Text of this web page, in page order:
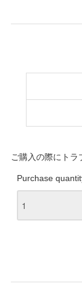
ご購入の際にト
Purchase